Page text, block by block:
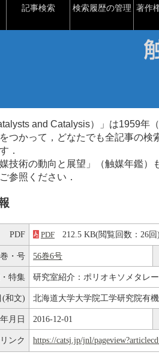
記事検索 検索履歴の管理 著作
and Catalysis）」は1959年
つかって，どなたでも全記事の
．
技術の動向と展望」（触媒年鑑
参照ください．
PDF PDF 212.5 KB(閲覧回数：26回)
巻・号 56巻6号
特集 研究室紹介：ポリオキソメタレー
(和文) 北海道大学大学院工学研究院
月日 2016-12-01
ンク https://catsj.jp/jnl/